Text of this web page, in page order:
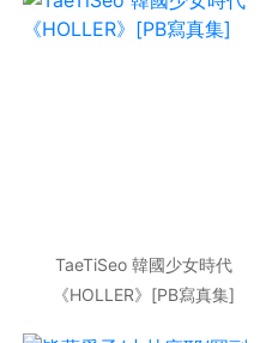
TaeTiSeo 韓國少女時代
《HOLLER》[PB寫真集]